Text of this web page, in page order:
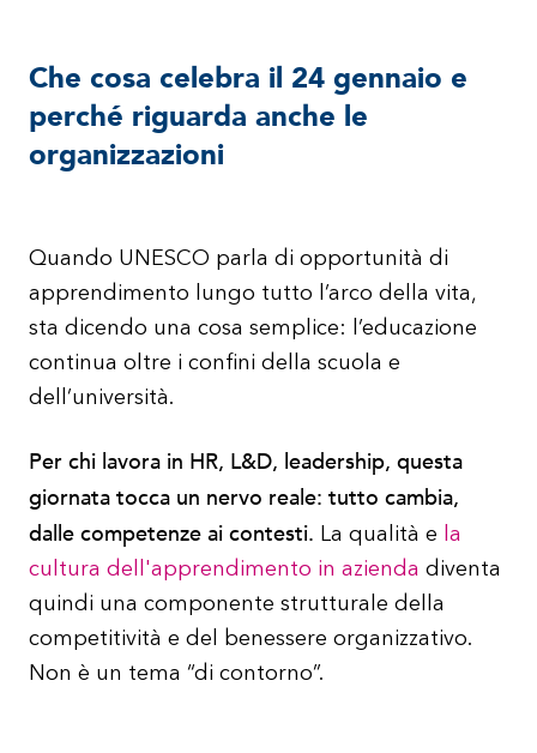
Che cosa celebra il 24 gennaio e
perché riguarda anche le
organizzazioni
Quando UNESCO parla di opportunità di
apprendimento lungo tutto l’arco della vita,
sta dicendo una cosa semplice: l’educazione
continua oltre i confini della scuola e
dell’università.
Per chi lavora in HR, L&D, leadership, questa
giornata tocca un nervo reale: tutto cambia,
dalle competenze ai contesti. La qualità e
la
cultura dell'apprendimento in azienda diventa
quindi una componente strutturale della
competitività e del benessere organizzativo.
Non è un tema “di contorno”.